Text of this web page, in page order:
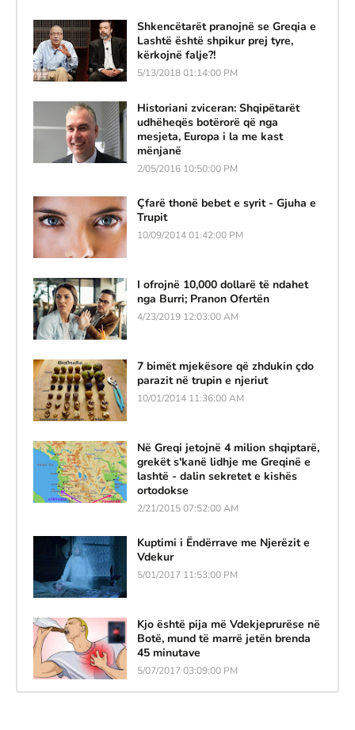
Shkencëtarët pranojnë se Greqia e
Lashtë është shpikur prej tyre,
kërkojnë falje?!
5/13/2018 01:14:00 PM
Historiani zviceran: Shqipëtarët
udhëheqës botërorë që nga
mesjeta, Europa i la me kast
mënjanë
2/05/2016 10:50:00 PM
Çfarë thonë bebet e syrit - Gjuha e
Trupit
10/09/2014 01:42:00 PM
I ofrojnë 10,000 dollarë të ndahet
nga Burri; Pranon Ofertën
4/23/2019 12:03:00 AM
7 bimët mjekësore që zhdukin çdo
parazit në trupin e njeriut
10/01/2014 11:36:00 AM
Në Greqi jetojnë 4 milion shqiptarë,
grekët s'kanë lidhje me Greqinë e
lashtë - dalin sekretet e kishës
ortodokse
2/21/2015 07:52:00 AM
Kuptimi i Ëndërrave me Njerëzit e
Vdekur
5/01/2017 11:53:00 PM
Kjo është pija më Vdekjeprurëse në
Botë, mund të marrë jetën brenda
45 minutave
5/07/2017 03:09:00 PM